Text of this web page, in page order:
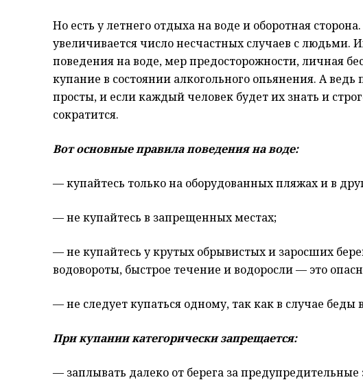
Но есть у летнего отдыха на воде и оборотная
увеличивается число несчастных случаев с
поведения на воде, мер предосторожности, личная
купание в состоянии алкогольного опьянения. А
просты, и если каждый человек будет их знать и
сократится.
Вот основные правила поведения на воде:
— купайтесь только на оборудованных пляжах и в
— не купайтесь в запрещенных местах;
— не купайтесь у крутых обрывистых и заросших
водовороты, быстрое течение и водоросли — это
— не следует купаться одному, так как в случае
При купании категорически запрещается:
— заплывать далеко от берега за предупредительные